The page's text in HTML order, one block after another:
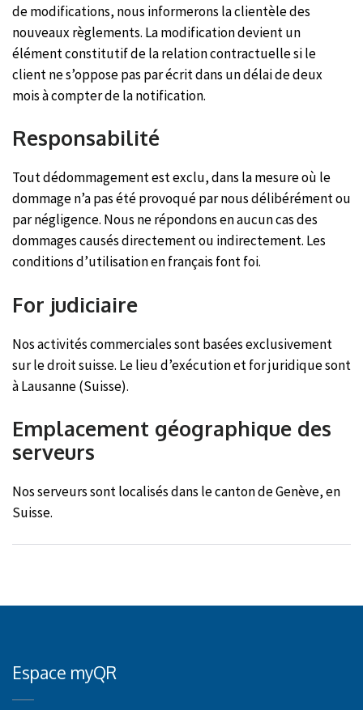
de modifications, nous informerons la clientèle des
nouveaux règlements. La modification devient un
élément constitutif de la relation contractuelle si le
client ne s’oppose pas par écrit dans un délai de deux
mois à compter de la notification.
Responsabilité
Tout dédommagement est exclu, dans la mesure où le
dommage n’a pas été provoqué par nous délibérément ou
par négligence. Nous ne répondons en aucun cas des
dommages causés directement ou indirectement. Les
conditions d’utilisation en français font foi.
For judiciaire
Nos activités commerciales sont basées exclusivement
sur le droit suisse. Le lieu d’exécution et for juridique sont
à Lausanne (Suisse).
Emplacement géographique des
serveurs
Nos serveurs sont localisés dans le canton de Genève, en
Suisse.
Espace myQR